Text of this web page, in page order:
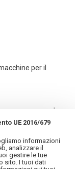
per il
UE 2016/679
informazioni
analizzare il
gestire le tue
sito. I tuoi dati